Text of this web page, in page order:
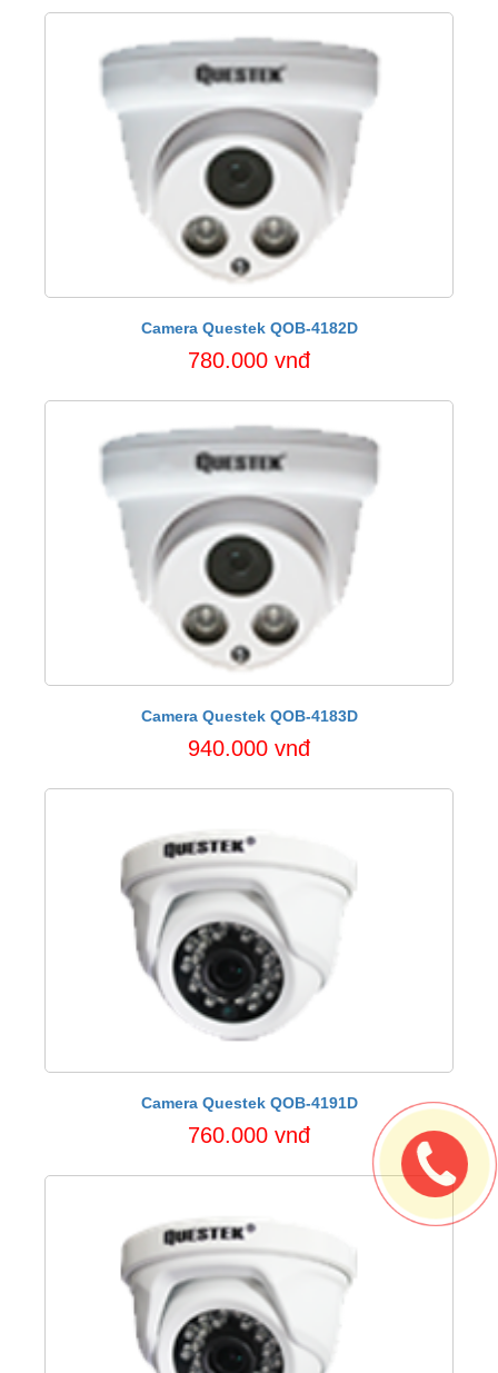
Camera Questek QOB-4182D
780.000 vnđ
Camera Questek QOB-4183D
940.000 vnđ
Camera Questek QOB-4191D
760.000 vnđ